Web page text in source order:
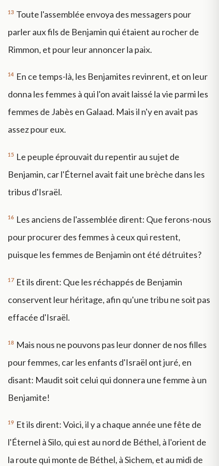
13 Toute l'assemblée envoya des messagers pour
parler aux fils de Benjamin qui étaient au rocher de
Rimmon, et pour leur annoncer la paix.
14 En ce temps-là, les Benjamites revinrent, et on leur
donna les femmes à qui l'on avait laissé la vie parmi les
femmes de Jabès en Galaad. Mais il n'y en avait pas
assez pour eux.
15 Le peuple éprouvait du repentir au sujet de
Benjamin, car l'Éternel avait fait une brèche dans les
tribus d'Israël.
16 Les anciens de l'assemblée dirent: Que ferons-nous
pour procurer des femmes à ceux qui restent,
puisque les femmes de Benjamin ont été détruites?
17 Et ils dirent: Que les réchappés de Benjamin
conservent leur héritage, afin qu'une tribu ne soit pas
effacée d'Israël.
18 Mais nous ne pouvons pas leur donner de nos filles
pour femmes, car les enfants d'Israël ont juré, en
disant: Maudit soit celui qui donnera une femme à un
Benjamite!
19 Et ils dirent: Voici, il y a chaque année une fête de
l'Éternel à Silo, qui est au nord de Béthel, à l'orient de
la route qui monte de Béthel, à Sichem, et au midi de